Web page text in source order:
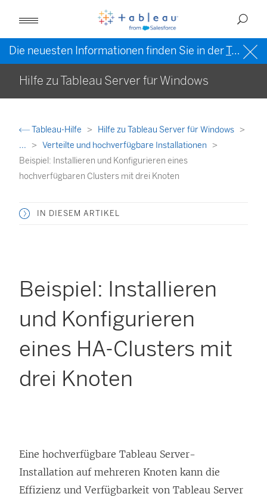
Die neuesten Informationen finden Sie in derTableau-Hilfe in englischer Sprache (US)
Hilfe zu Tableau Server für Windows
Tableau-Hilfe
Hilfe zu Tableau Server für Windows
...
Verteilte und hochverfügbare Installationen
Beispiel: Installieren und Konfigurieren eines
hochverfügbaren Clusters mit drei Knoten
IN DIESEM ARTIKEL
Beispiel: Installieren
und Konfigurieren
eines HA-Clusters mit
drei Knoten
Eine hochverfügbare Tableau Server-
Installation auf mehreren Knoten kann die
Effizienz und Verfügbarkeit von Tableau Server